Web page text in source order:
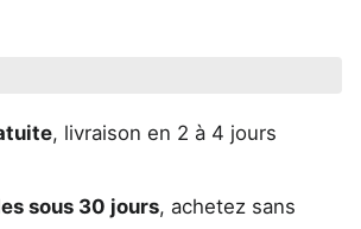
, livraison en 2 à 4 jours
sous 30 jours, achetez sans